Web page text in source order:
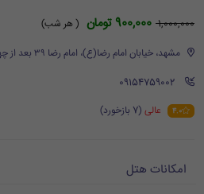
1,000,000 900,000 تومان
( هر شب)
مشهد، خیابان امام رضا(ع)، امام رضا ۳۹ بعد از چهارراه سوم پلاک ۸۵
‪ 09154759002
4.0 عالی (7 بازخورد)
امکانات هتل